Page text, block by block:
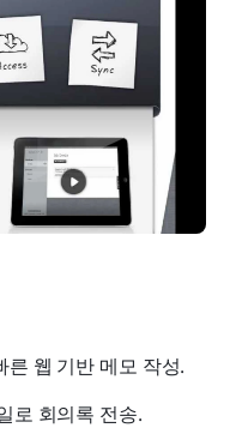
웹 기반 메모 작성.
로 회의록 전송.